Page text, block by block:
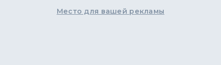
Место для вашей рекламы